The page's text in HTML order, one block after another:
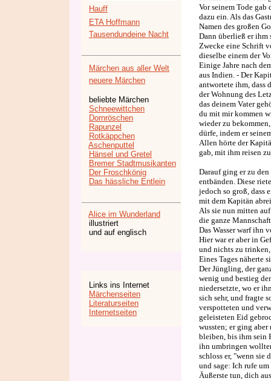
Hauff
ETA Hoffmann
Tausendundeine Nacht
Märchen aus aller Welt
neuere Märchen
beliebte Märchen
Schneewittchen
Dornröschen
Rapunzel
Rotkäppchen
Aschenputtel
Hänsel und Gretel
Bremer Stadtmusikanten
Der Froschkönig
Das hässliche Entlein
Alice im Wunderland
illustriert
und auf englisch
Links ins Internet
Märchenseiten
Literaturseiten
Internetseiten
Vor seinem Tode gab
dazu ein. Als das
Namen des großen
Dann überließ er ihm
Zwecke eine Schrift
dieselbe einem der
Einige Jahre nach
aus Indien. - Der
antwortete ihm, dass
der Wohnung des
das deinem Vater
du mit mir kommen
wieder zu
dürfe, indem er
Allen hörte der
gab, mit ihm reisen
Darauf ging er zu
entbänden. Diese
jedoch so groß, dass
mit dem Kapitän
Als sie nun mitten
die ganze
Das Wasser warf ihn
Hier war er aber in
und nichts zu trinken,
Eines Tages näherte
Der Jüngling, der
wenig und bestieg
niedersetzte, wo er
sich sehr, und fragte
verspotteten und
geleisteten Eid
wussten; er ging
bleiben, bis ihm sein
ihn umbringen
schloss er, "wenn
und sage: Ich rufe
Äußerste tun, dich